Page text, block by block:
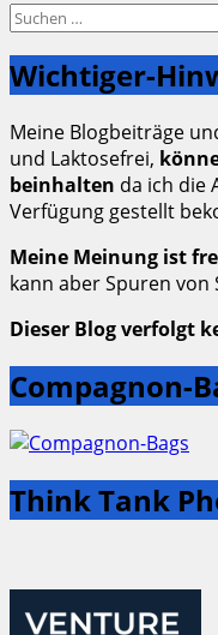
Suchen
nach:
Wichtiger-
Meine Blogbeiträge
und Laktosefrei,
beinhalten da ich die
Verfügung gestellt
Meine Meinung ist
kann aber Spuren
Dieser Blog verfolgt
Compagnon-
Think Tank